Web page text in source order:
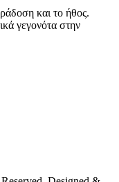
και το ήθος.
γεγονότα στην